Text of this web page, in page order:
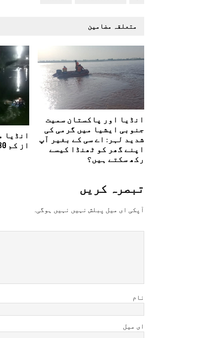
متعلقہ مضامین
انڈیا اور پاکستان سمیت
جنوبی ایشیا میں گرمی کی
شدید لہر: اے سی کے بغیر آپ
اپنے گھر کو ٹھنڈا کیسے
رکھ سکتے ہیں؟
انڈیا
از کم 130 افراد ہلاک
تبصرہ کريں
آپکی ای ميل پبلش نہيں نہيں ہوگی.
نام
ای میل